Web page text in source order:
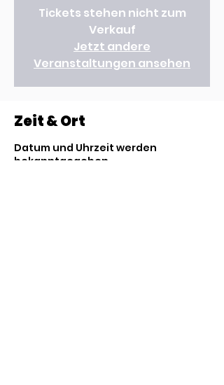
Tickets stehen nicht zum
Verkauf
Jetzt andere
Veranstaltungen ansehen
Zeit & Ort
Datum und Uhrzeit werden
bekanntgegeben